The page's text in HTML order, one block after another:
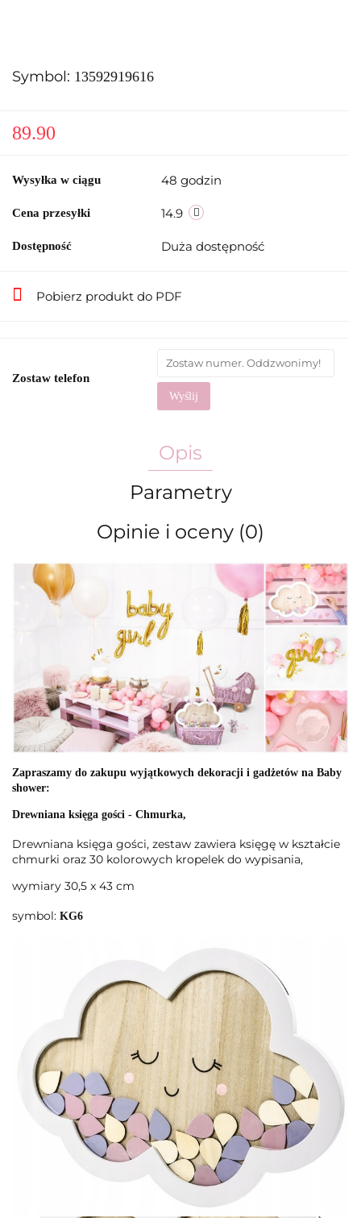
Symbol: 13592919616
89.90
Wysyłka w ciągu 48 godzin
Cena przesyłki 14.9
Dostępność Duża dostępność
Pobierz produkt do PDF
Zostaw telefon
Wyślij
Opis
Parametry
Opinie i oceny (0)
Zapraszamy do zakupu wyjątkowych dekoracji i gadżetów na Baby
shower:
Drewniana księga gości - Chmurka,
Drewniana księga gości, zestaw zawiera księgę w kształcie
chmurki oraz 30 kolorowych kropelek do wypisania,
wymiary 30,5 x 43 cm
symbol: KG6